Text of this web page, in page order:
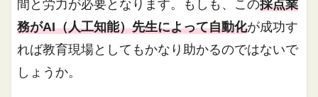
間と労力が必要となります。もしも、この採点業
務がAI（人工知能）先生によって自動化が成功す
れば教育現場としてもかなり助かるのではないで
しょうか。